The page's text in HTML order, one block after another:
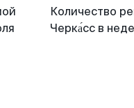
Количество
Черка́сс в